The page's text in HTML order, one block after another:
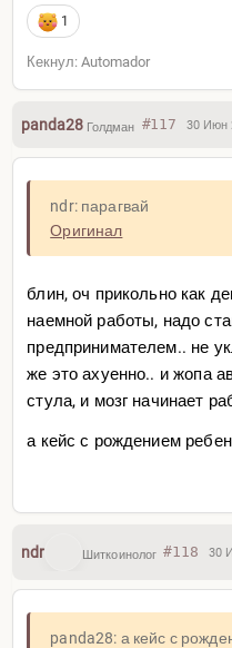
1
Кекнул: Automador
panda28Голдман #117 30 Июн
ndr: парагвай
Оригинал
блин, оч прикольно как
наемной работы, надо
предпринимателем.. не
же это ахуенно.. и жопа
стула, и мозг начинает
а кейс с рождением
ndr Шиткоинолог #118 30
panda28: а кейс с